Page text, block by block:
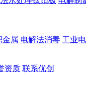
金属 电解法消毒 工业
资质 联系优创